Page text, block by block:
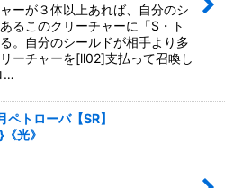
ーが３体以上あれば、自分のシ
るこのクリーチャーに「S・ト
。自分のシールドが相手より多
ーチャーを[ll02]支払って召喚し
…
ペトローバ【SR】
光》